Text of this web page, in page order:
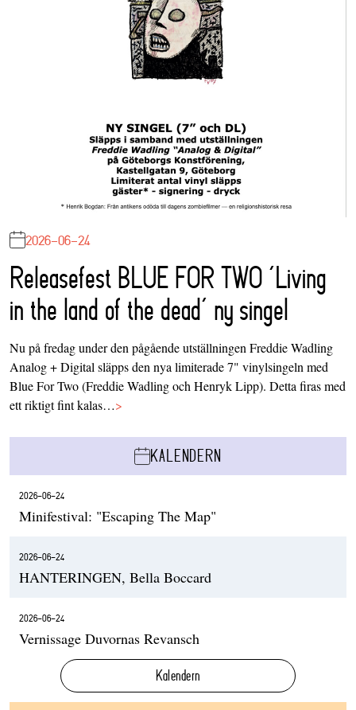
2026-06-24
Releasefest BLUE FOR TWO ‘Living
in the land of the dead’ ny singel
Nu på fredag under den pågående utställningen Freddie Wadling
Analog + Digital släpps den nya limiterade 7" vinylsingeln med
Blue For Two (Freddie Wadling och Henryk Lipp). Detta firas med
ett riktigt fint kalas…>
KALENDERN
2026-06-24
Minifestival: "Escaping The Map"
2026-06-24
HANTERINGEN, Bella Boccard
2026-06-24
Vernissage Duvornas Revansch
Kalendern